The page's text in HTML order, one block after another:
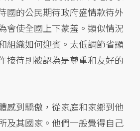
國的公民期待政府盛情款待外
會使全國上下蒙羞。類似情況
組織如何迎賓。太低調節省顯
接待則被認為是尊重和友好的
感到驕傲，從家庭和家鄉到他
及其國家。他們一般覺得自己